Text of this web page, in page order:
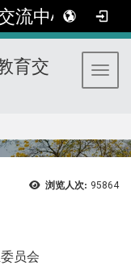
流中心
育交
浏览人次: 95864
员会